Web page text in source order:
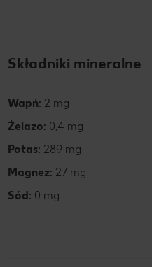
Składniki mineralne
Wapń: 2 mg
Żelazo: 0,4 mg
Potas: 289 mg
Magnez: 27 mg
Sód: 0 mg